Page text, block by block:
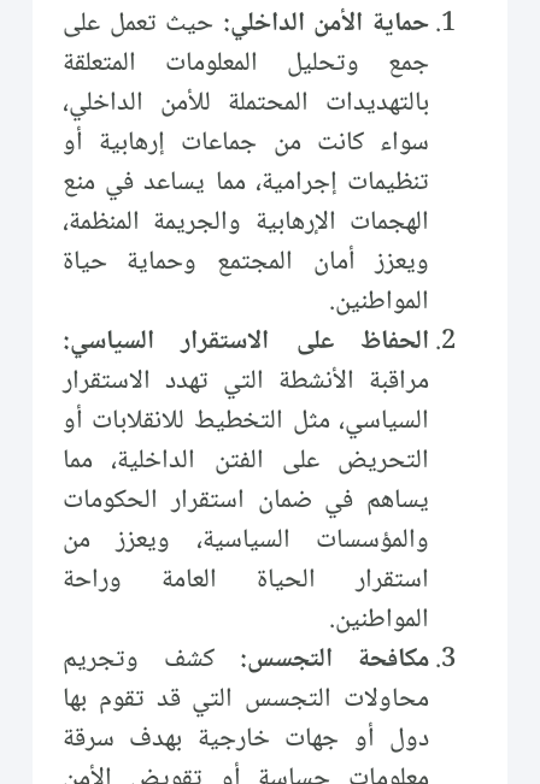
حماية الأمن الداخلي: حيث تعمل على
جمع وتحليل المعلومات المتعلقة
بالتهديدات المحتملة للأمن الداخلي،
سواء كانت من جماعات إرهابية أو
تنظيمات إجرامية، مما يساعد في منع
الهجمات الإرهابية والجريمة المنظمة،
ويعزز أمان المجتمع وحماية حياة
المواطنين.
الحفاظ على الاستقرار السياسي:
مراقبة الأنشطة التي تهدد الاستقرار
السياسي، مثل التخطيط للانقلابات أو
التحريض على الفتن الداخلية، مما
يساهم في ضمان استقرار الحكومات
والمؤسسات السياسية، ويعزز من
استقرار الحياة العامة وراحة
المواطنين.
مكافحة التجسس: كشف وتجريم
محاولات التجسس التي قد تقوم بها
دول أو جهات خارجية بهدف سرقة